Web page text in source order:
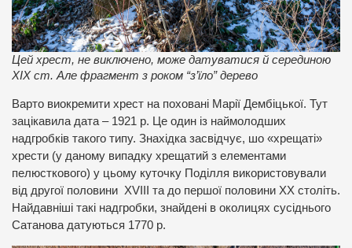
Цей хрест, не виключено, може датуватися й серединою
ХІХ ст. Але фрагмент з роком “з’їло” дерево
Варто виокремити хрест на поховані Марії Дембіцької. Тут
зацікавила дата – 1921 р. Це один із наймолодших
надгробків такого типу. Знахідка засвідчує, шо «хрещаті»
хрести (у даному випадку хрещатий з елементами
пелюсткового) у цьому куточку Поділля використовували
від другої половини XVIII та до першої половини ХХ століть.
Найдавніші такі надгробки, знайдені в околицях сусіднього
Сатанова датуються 1770 р.